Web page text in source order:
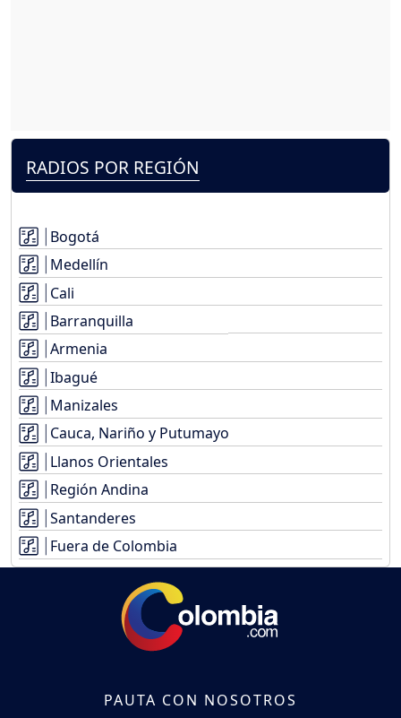
RADIOS POR REGIÓN
Bogotá
Medellín
Cali
Barranquilla
Armenia
Ibagué
Manizales
Cauca, Nariño y Putumayo
Llanos Orientales
Región Andina
Santanderes
Fuera de Colombia
PAUTA CON NOSOTROS